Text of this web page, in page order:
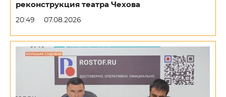
реконструкция театра Чехова
20:49 07.08.2026